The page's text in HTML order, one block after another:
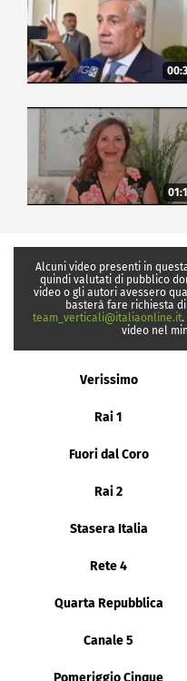
Alcuni video presenti in
quindi valutati di pubblico
video o gli autori avessero
basterà fare richiesta
team_verticali@italiaonline.it.
video nel
Verissimo
Rai 1
Fuori dal Coro
Rai 2
Stasera Italia
Rete 4
Quarta Repubblica
Canale 5
Pomeriggio Cinque